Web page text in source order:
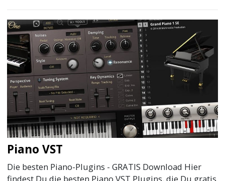
Piano VST
Die besten Piano-Plugins - GRATIS Download Hier
findest Du die besten Piano VST Plugins, die Du gratis